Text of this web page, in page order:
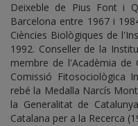
Deixeble de Pius Font i
Barcelona entre 1967 i
Ciències Biològiques de
1992. Conseller de la
membre de l'Acadèmia
Comissió Fitosociològica
rebé la Medalla Narcís
la Generalitat de
Catalana per a la Recerca